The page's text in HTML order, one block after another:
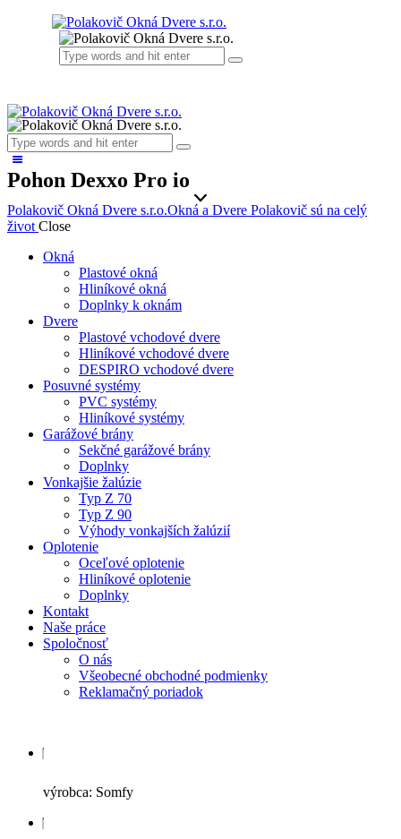
Pohon Dexxo Pro io
Polakovič Okná Dvere s.r.o.Okná a Dvere Polakovič sú na celý
život Close
Okná
Plastové okná
Hliníkové okná
Doplnky k oknám
Dvere
Plastové vchodové dvere
Hliníkové vchodové dvere
DESPIRO vchodové dvere
Posuvné systémy
PVC systémy
Hliníkové systémy
Garážové brány
Sekčné garážové brány
Doplnky
Vonkajšie žalúzie
Typ Z 70
Typ Z 90
Výhody vonkajších žalúzií
Oplotenie
Oceľové oplotenie
Hliníkové oplotenie
Doplnky
Kontakt
Naše práce
Spoločnosť
O nás
Všeobecné obchodné podmienky
Reklamačný poriadok
výrobca: Somfy